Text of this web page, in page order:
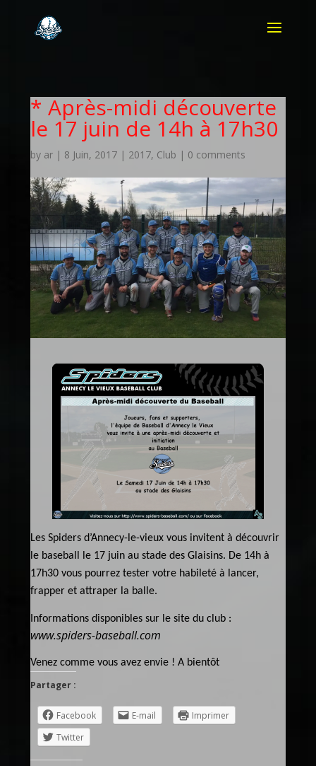
* Après-midi découverte
le 17 juin de 14h à 17h30
by ar| 8 Juin, 2017| 2017, Club | 0 comments
Les Spiders d’Annecy-le-vieux vous invitent à découvrir
le baseball le 17 juin au stade des Glaisins. De 14h à
17h30 vous pourrez tester votre habileté à lancer,
frapper et attraper la balle.
Informations disponibles sur le site du club :
www.spiders-baseball.com
Venez comme vous avez envie ! A bientôt
Partager :
Facebook E-mail
Imprimer
Twitter